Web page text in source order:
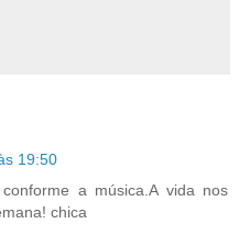
19:50
a música.A vida nos
chica